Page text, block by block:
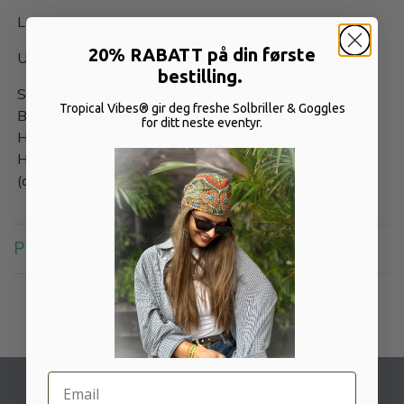
Laget i myk & god akryl - garantert kløfri!
Unisex - One Size - fits almost all
Størrelse:
B: 24 cm
H: 23 cm
Høyde brett: 8 cm eller velg selv!
(alle mål er +/- 0.5 cm)
PRODUKTOMTALER
20% RABATT på din første
bestilling.
Tropical Vibes® gir deg freshe Solbriller & Goggles
for ditt neste eventyr.
Email